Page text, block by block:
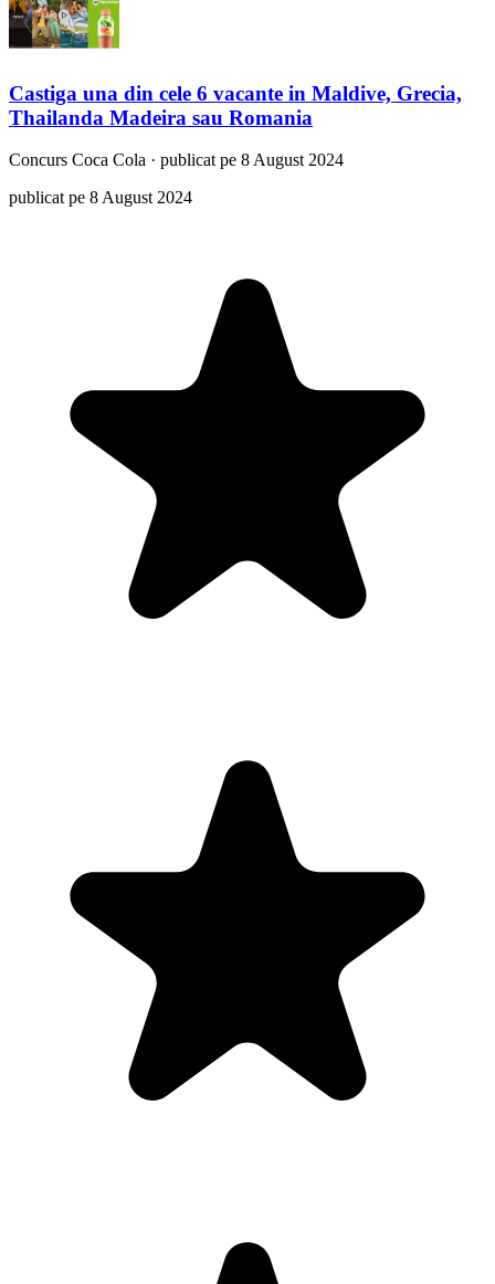
Castiga una din cele 6 vacante in Maldive, Grecia,
Thailanda Madeira sau Romania
Concurs Coca Cola · publicat pe 8 August 2024
publicat pe 8 August 2024